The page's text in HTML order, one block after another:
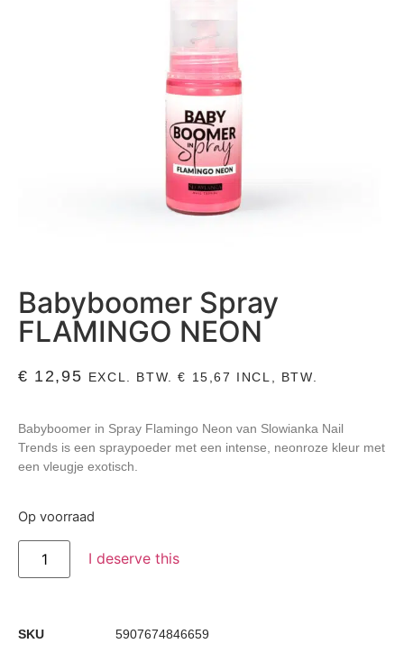
Babyboomer Spray
FLAMINGO NEON
€ 12,95 EXCL. BTW.€ 15,67 INCL, BTW.
Babyboomer in Spray Flamingo Neon van Slowianka Nail
Trends is een spraypoeder met een intense, neonroze kleur met
een vleugje exotisch.
Op voorraad
I deserve this
SKU
5907674846659